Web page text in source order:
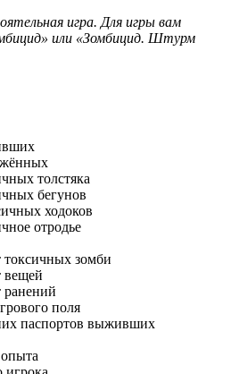
игра. Для игры вам
или «Зомбицид. Штурм
толстяка
бегунов
ходоков
отродье
токсичных зомби
вещей
ранений
поля
паспортов выживших
опыта